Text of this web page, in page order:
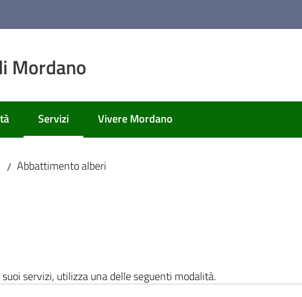
Mordano
Servizi
Menu selezionatoVivere Mordano
/ Abbattimento alberi
servizi, utilizza una delle seguenti modalità.